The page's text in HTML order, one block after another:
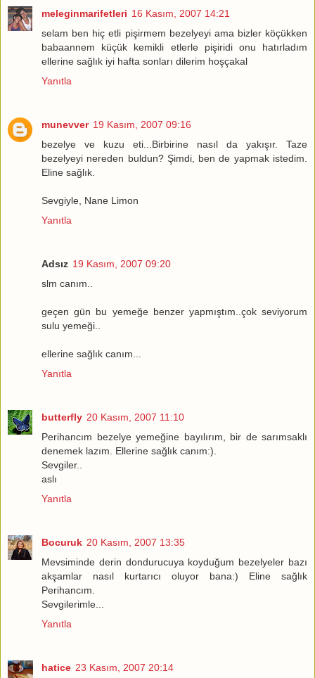
meleginmarifetleri 16 Kasım, 2007 14:21
selam ben hiç etli pişirmem bezelyeyi ama bizler köçükken
babaannem küçük kemikli etlerle pişiridi onu hatırladım
ellerine sağlık iyi hafta sonları dilerim hoşçakal
Yanıtla
munevver 19 Kasım, 2007 09:16
bezelye ve kuzu eti...Birbirine nasıl da yakışır. Taze
bezelyeyi nereden buldun? Şimdi, ben de yapmak istedim.
Eline sağlık.
Sevgiyle, Nane Limon
Yanıtla
Adsız 19 Kasım, 2007 09:20
slm canım..
geçen gün bu yemeğe benzer yapmıştım..çok seviyorum
sulu yemeği..
ellerine sağlık canım...
Yanıtla
butterfly 20 Kasım, 2007 11:10
Perihancım bezelye yemeğine bayılırım, bir de sarımsaklı
denemek lazım. Ellerine sağlık canım:).
Sevgiler..
aslı
Yanıtla
Bocuruk 20 Kasım, 2007 13:35
Mevsiminde derin dondurucuya koyduğum bezelyeler bazı
akşamlar nasıl kurtarıcı oluyor bana:) Eline sağlık
Perihancım.
Sevgilerimle...
Yanıtla
hatice 23 Kasım, 2007 20:14